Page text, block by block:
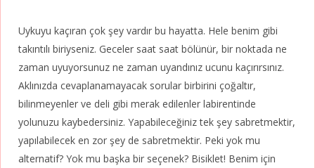
Uykuyu kaçıran çok şey vardır bu hayatta. Hele benim gibi
takıntılı biriyseniz. Geceler saat saat bölünür, bir noktada ne
zaman uyuyorsunuz ne zaman uyandınız ucunu kaçırırsınız.
Aklınızda cevaplanamayacak sorular birbirini çoğaltır,
bilinmeyenler ve deli gibi merak edilenler labirentinde
yolunuzu kaybedersiniz. Yapabileceğiniz tek şey sabretmektir,
yapılabilecek en zor şey de sabretmektir. Peki yok mu
alternatif? Yok mu başka bir seçenek? Bisiklet! Benim için